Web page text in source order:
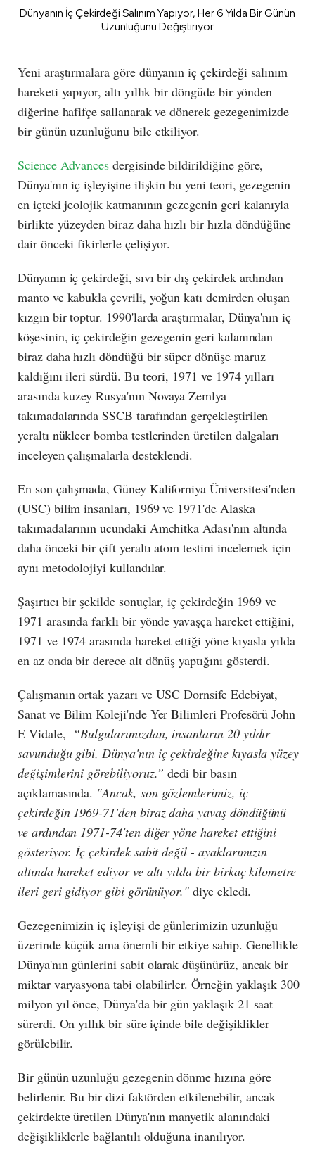
Dünyanın İç Çekirdeği Salınım Yapıyor, Her 6 Yılda Bir Günün
Uzunluğunu Değiştiriyor
Yeni araştırmalara göre dünyanın iç çekirdeği salınım
hareketi yapıyor, altı yıllık bir döngüde bir yönden
diğerine hafifçe sallanarak ve dönerek gezegenimizde
bir günün uzunluğunu bile etkiliyor.
Science Advances dergisinde bildirildiğine göre,
Dünya'nın iç işleyişine ilişkin bu yeni teori, gezegenin
en içteki jeolojik katmanının gezegenin geri kalanıyla
birlikte yüzeyden biraz daha hızlı bir hızla döndüğüne
dair önceki fikirlerle çelişiyor.
Dünyanın iç çekirdeği, sıvı bir dış çekirdek ardından
manto ve kabukla çevrili, yoğun katı demirden oluşan
kızgın bir toptur. 1990'larda araştırmalar, Dünya'nın iç
köşesinin, iç çekirdeğin gezegenin geri kalanından
biraz daha hızlı döndüğü bir süper dönüşe maruz
kaldığını ileri sürdü. Bu teori, 1971 ve 1974 yılları
arasında kuzey Rusya'nın Novaya Zemlya
takımadalarında SSCB tarafından gerçekleştirilen
yeraltı nükleer bomba testlerinden üretilen dalgaları
inceleyen çalışmalarla desteklendi.
En son çalışmada, Güney Kaliforniya Üniversitesi'nden
(USC) bilim insanları, 1969 ve 1971'de Alaska
takımadalarının ucundaki Amchitka Adası'nın altında
daha önceki bir çift yeraltı atom testini incelemek için
aynı metodolojiyi kullandılar.
Şaşırtıcı bir şekilde sonuçlar, iç çekirdeğin 1969 ve
1971 arasında farklı bir yönde yavaşça hareket ettiğini,
1971 ve 1974 arasında hareket ettiği yöne kıyasla yılda
en az onda bir derece alt dönüş yaptığını gösterdi.
Çalışmanın ortak yazarı ve USC Dornsife Edebiyat,
Sanat ve Bilim Koleji'nde Yer Bilimleri Profesörü John
E Vidale, “Bulgularımızdan, insanların 20 yıldır
savunduğu gibi, Dünya'nın iç çekirdeğine kıyasla yüzey
değişimlerini görebiliyoruz.” dedi bir basın
açıklamasında. "Ancak, son gözlemlerimiz, iç
çekirdeğin 1969-71'den biraz daha yavaş döndüğünü
ve ardından 1971-74'ten diğer yöne hareket ettiğini
gösteriyor.İç çekirdek sabit değil - ayaklarımızın
altında hareket ediyor ve altı yılda bir birkaç kilometre
ileri geri gidiyor gibi görünüyor." diye ekledi.
Gezegenimizin iç işleyişi de günlerimizin uzunluğu
üzerinde küçük ama önemli bir etkiye sahip. Genellikle
Dünya'nın günlerini sabit olarak düşünürüz, ancak bir
miktar varyasyona tabi olabilirler. Örneğin yaklaşık 300
milyon yıl önce, Dünya'da bir gün yaklaşık 21 saat
sürerdi. On yıllık bir süre içinde bile değişiklikler
görülebilir.
Bir günün uzunluğu gezegenin dönme hızına göre
belirlenir. Bu bir dizi faktörden etkilenebilir, ancak
çekirdekte üretilen Dünya'nın manyetik alanındaki
değişikliklerle bağlantılı olduğuna inanılıyor.